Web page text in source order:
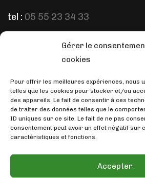
Gérer le
cookies
Pour offrir les meilleures expériences, nous
telles que les cookies pour stocker et/ou
des appareils. Le fait de consentir à ces
de traiter des données telles que le
ID uniques sur ce site. Le fait de ne pas
consentement peut avoir un effet négatif sur
caractéristiques et fonctions.
Accepter
tel : 05 55 23 34 33
ÉCRIVEZ-NOUS
SUIVEZ-NOUS